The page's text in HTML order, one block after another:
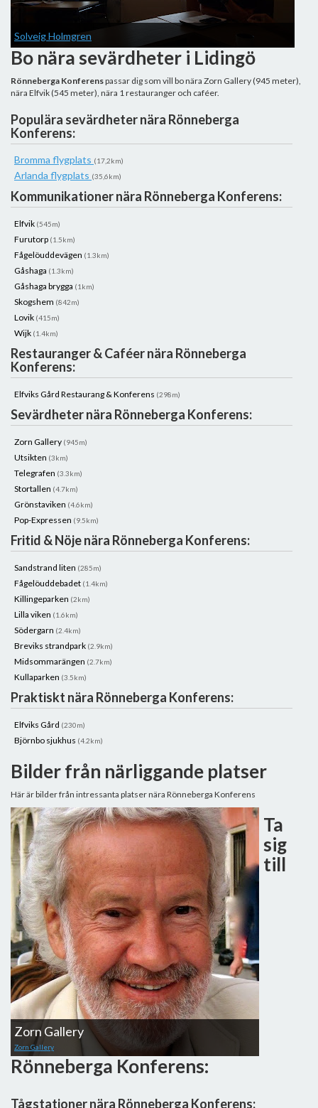
Solveig Holmgren
Bo nära sevärdheter i Lidingö
Rönneberga Konferenspassar dig som vill bo nära Zorn Gallery (945 meter),
nära Elfvik (545 meter), nära 1 restauranger och caféer.
Populära sevärdheter nära Rönneberga
Konferens:
Bromma flygplats (17,2km)
Arlanda flygplats (35,6km)
Kommunikationer nära Rönneberga Konferens:
Elfvik (545m)
Furutorp (1.5km)
Fågelöuddevägen (1.3km)
Gåshaga (1.3km)
Gåshaga brygga (1km)
Skogshem (842m)
Lovik (415m)
Wijk (1.4km)
Restauranger & Caféer nära Rönneberga
Konferens:
Elfviks Gård Restaurang & Konferens (298m)
Sevärdheter nära Rönneberga Konferens:
Zorn Gallery (945m)
Utsikten (3km)
Telegrafen (3.3km)
Stortallen (4.7km)
Grönstaviken (4.6km)
Pop-Expressen (9.5km)
Fritid & Nöje nära Rönneberga Konferens:
Sandstrand liten (285m)
Fågelöuddebadet (1.4km)
Killingeparken (2km)
Lilla viken (1.6km)
Södergarn (2.4km)
Breviks strandpark (2.9km)
Midsommarängen (2.7km)
Kullaparken (3.5km)
Praktiskt nära Rönneberga Konferens:
Elfviks Gård (230m)
Björnbo sjukhus (4.2km)
Bilder från närliggande platser
Här är bilder från intressanta platser nära Rönneberga Konferens
Zorn Gallery
Zorn Gallery
Ta
sig
till
Rönneberga Konferens:
Tågstationer nära Rönneberga Konferens: